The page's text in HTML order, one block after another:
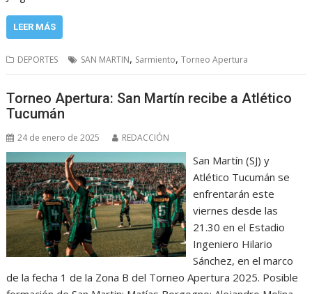
LEER MÁS
DEPORTES SAN MARTIN, Sarmiento,Torneo Apertura
Torneo Apertura: San Martín recibe a Atlético
Tucumán
24 de enero de 2025 REDACCIÓN
San Martín (SJ) y
Atlético Tucumán se
enfrentarán este
viernes desde las
21.30 en el Estadio
Ingeniero Hilario
Sánchez, en el marco
de la fecha 1 de la Zona B del Torneo Apertura 2025. Posible